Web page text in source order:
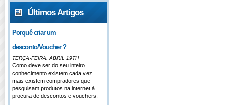
Últimos Artigos
Porquê criar um
desconto/Voucher ?
TERÇA-FEIRA, ABRIL 19TH
Como deve ser do seu inteiro
conhecimento existem cada vez
mais existem compradores que
pesquisam produtos na internet à
procura de descontos e vouchers.